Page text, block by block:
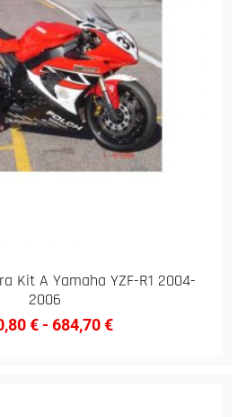
Kit A Yamaha YZF-R1 2004-
2006
€ - 684,70€